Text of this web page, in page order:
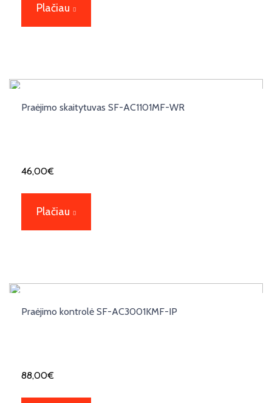
Plačiau
Praėjimo skaitytuvas SF-AC1101MF-WR
46,00€
Plačiau
Praėjimo kontrolė SF-AC3001KMF-IP
88,00€